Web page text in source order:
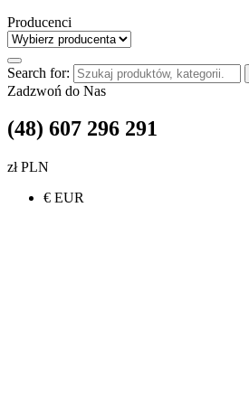
Producenci
Search for:
Zadzwoń do Nas
(48) 607 296 291
zł PLN
€ EUR